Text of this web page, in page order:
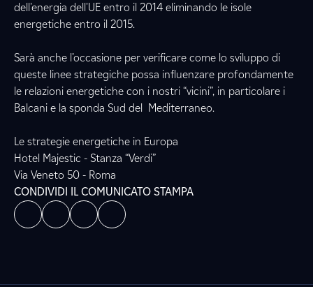
dell'energia dell'UE entro il 2014 eliminando le isole
energetiche entro il 2015.
Sarà anche l’occasione per verificare come lo sviluppo di
queste linee strategiche possa influenzare profondamente
le relazioni energetiche con i nostri “vicini”, in particolare i
Balcani e la sponda Sud del Mediterraneo.
Le strategie energetiche in Europa
Hotel Majestic - Stanza “Verdi”
Via Veneto 50 - Roma
CONDIVIDI IL COMUNICATO STAMPA